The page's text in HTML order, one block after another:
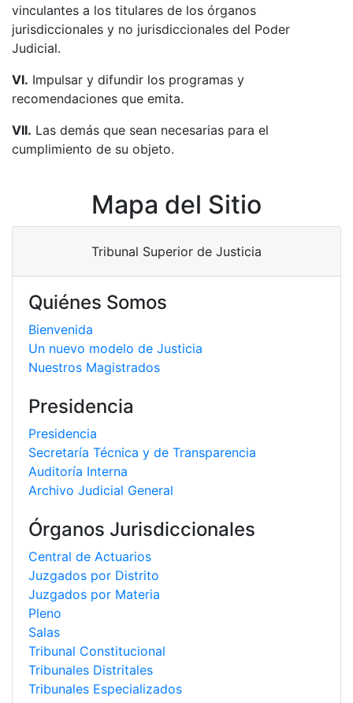
vinculantes a los titulares de los órganos
jurisdiccionales y no jurisdiccionales del Poder
Judicial.
VI. Impulsar y difundir los programas y
recomendaciones que emita.
VII. Las demás que sean necesarias para el
cumplimiento de su objeto.
Mapa del Sitio
Tribunal Superior de Justicia
Quiénes Somos
Bienvenida
Un nuevo modelo de Justicia
Nuestros Magistrados
Presidencia
Presidencia
Secretaría Técnica y de Transparencia
Auditoría Interna
Archivo Judicial General
Órganos Jurisdiccionales
Central de Actuarios
Juzgados por Distrito
Juzgados por Materia
Pleno
Salas
Tribunal Constitucional
Tribunales Distritales
Tribunales Especializados